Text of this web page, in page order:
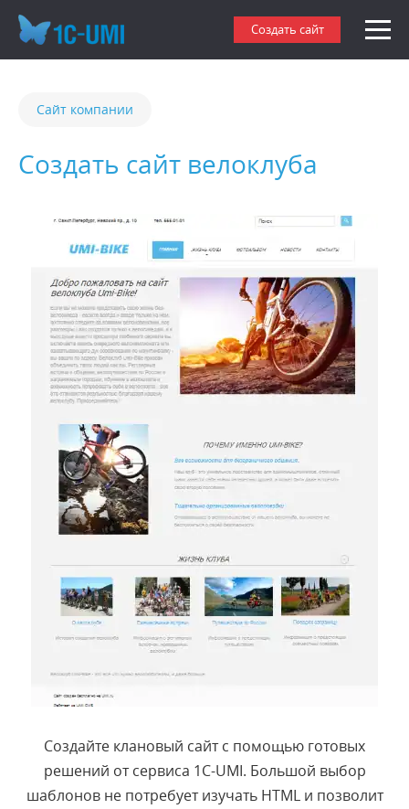
Создать сайт
Сайт компании
Создать сайт велоклуба
Создайте клановый сайт с помощью готовых
решений от сервиса 1C-UMI. Большой выбор
шаблонов не потребует изучать HTML и позволит